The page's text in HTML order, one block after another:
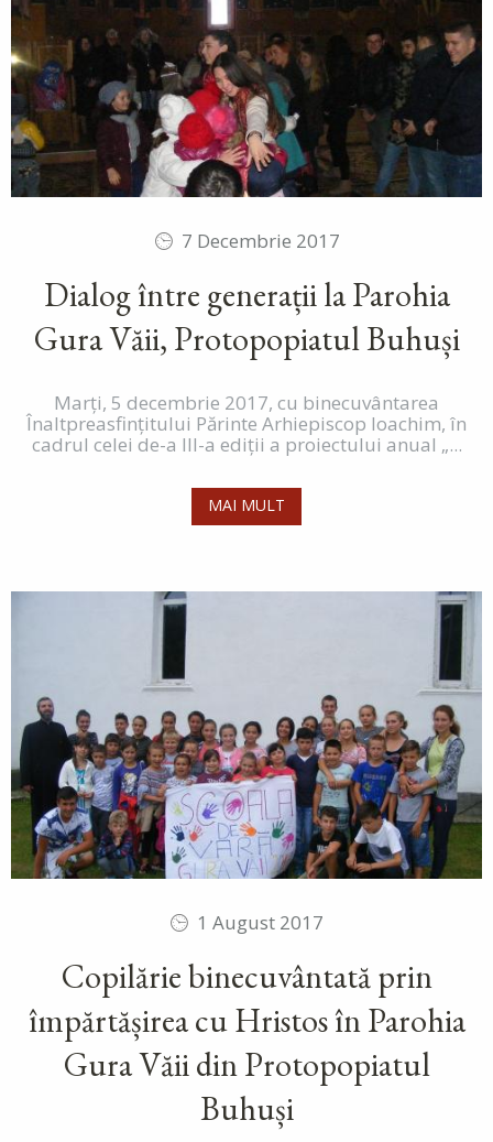
7 Decembrie 2017
Dialog între generații la Parohia
Gura Văii, Protopopiatul Buhuși
Marți, 5 decembrie 2017, cu binecuvântarea
Înaltpreasfințitului Părinte Arhiepiscop Ioachim, în
cadrul celei de-a III-a ediții a proiectului anual „...
MAI MULT
1 August 2017
Copilărie binecuvântată prin
împărtășirea cu Hristos în Parohia
Gura Văii din Protopopiatul
Buhuși